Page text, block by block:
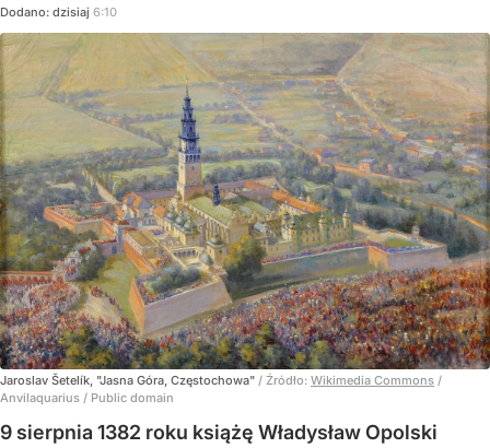
Dodano: dzisiaj 6:10
Jaroslav Šetelík, "Jasna Góra, Częstochowa" / Źródło: Wikimedia Commons /
Anvilaquarius / Public domain
9 sierpnia 1382 roku książę Władysław Opolski